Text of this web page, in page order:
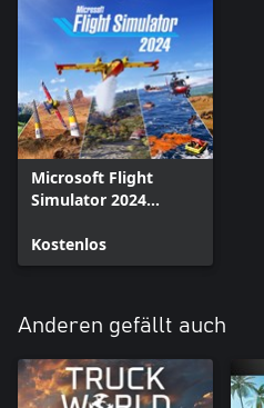
Microsoft Flight
Simulator 2024
Kostenlos
Anderen gefällt auch